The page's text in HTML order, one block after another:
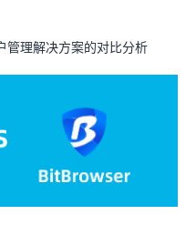
管理解决方案的对比分析